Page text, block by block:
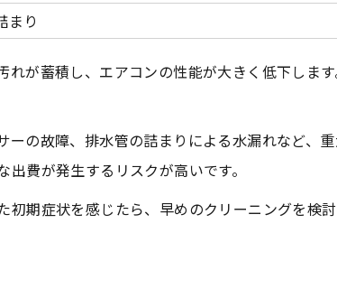
ロ依頼と自分で掃除の違いを解説
族が安心できる選択のポイント
まり
が蓄積し、エアコンの性能が大きく低下しま
の故障、排水管の詰まりによる水漏れなど、
費が発生するリスクが高いです。
初期症状を感じたら、早めのクリーニングを検